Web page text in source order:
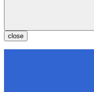
close